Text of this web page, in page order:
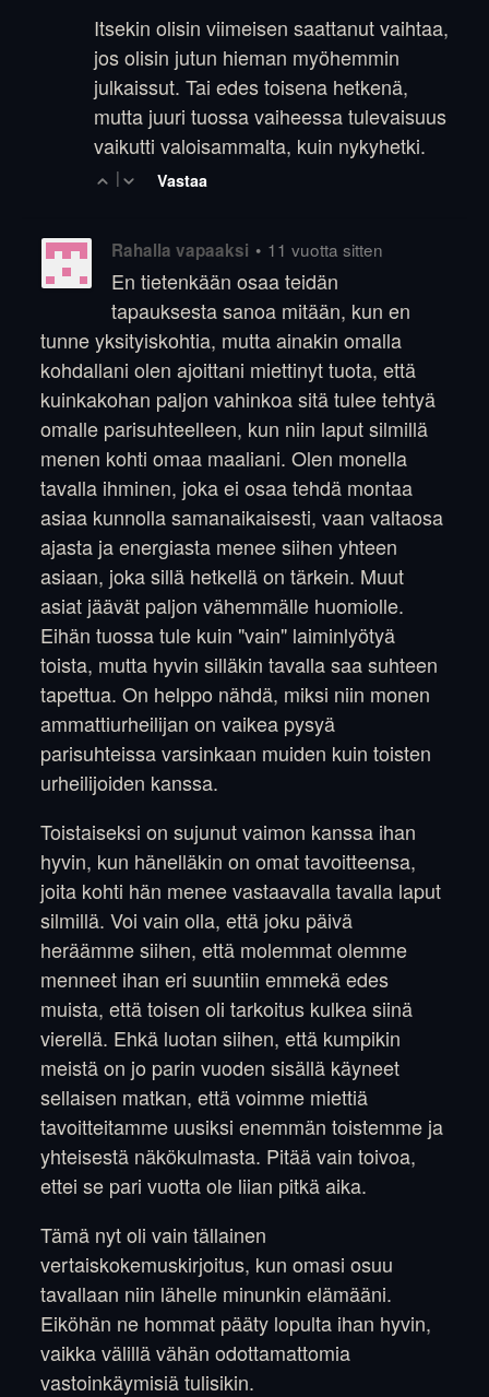
Itsekin olisin viimeisen saattanut vaihtaa,
jos olisin jutun hieman myöhemmin
julkaissut. Tai edes toisena hetkenä,
mutta juuri tuossa vaiheessa tulevaisuus
vaikutti valoisammalta, kuin nykyhetki.
| Vastaa
Rahalla vapaaksi • 11 vuotta sitten
En tietenkään osaa teidän
tapauksesta sanoa mitään, kun en
tunne yksityiskohtia, mutta ainakin omalla
kohdallani olen ajoittani miettinyt tuota, että
kuinkakohan paljon vahinkoa sitä tulee tehtyä
omalle parisuhteelleen, kun niin laput silmillä
menen kohti omaa maaliani. Olen monella
tavalla ihminen, joka ei osaa tehdä montaa
asiaa kunnolla samanaikaisesti, vaan valtaosa
ajasta ja energiasta menee siihen yhteen
asiaan, joka sillä hetkellä on tärkein. Muut
asiat jäävät paljon vähemmälle huomiolle.
Eihän tuossa tule kuin "vain" laiminlyötyä
toista, mutta hyvin silläkin tavalla saa suhteen
tapettua. On helppo nähdä, miksi niin monen
ammattiurheilijan on vaikea pysyä
parisuhteissa varsinkaan muiden kuin toisten
urheilijoiden kanssa.
Toistaiseksi on sujunut vaimon kanssa ihan
hyvin, kun hänelläkin on omat tavoitteensa,
joita kohti hän menee vastaavalla tavalla laput
silmillä. Voi vain olla, että joku päivä
heräämme siihen, että molemmat olemme
menneet ihan eri suuntiin emmekä edes
muista, että toisen oli tarkoitus kulkea siinä
vierellä. Ehkä luotan siihen, että kumpikin
meistä on jo parin vuoden sisällä käyneet
sellaisen matkan, että voimme miettiä
tavoitteitamme uusiksi enemmän toistemme ja
yhteisestä näkökulmasta. Pitää vain toivoa,
ettei se pari vuotta ole liian pitkä aika.
Tämä nyt oli vain tällainen
vertaiskokemuskirjoitus, kun omasi osuu
tavallaan niin lähelle minunkin elämääni.
Eiköhän ne hommat pääty lopulta ihan hyvin,
vaikka välillä vähän odottamattomia
vastoinkäymisiä tulisikin.